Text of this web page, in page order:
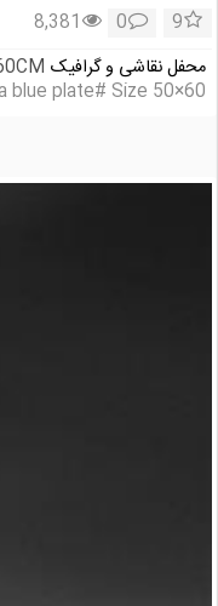
9
0
8,381
محفل نقاشی و گرافیک
blue plate# Size 50×60